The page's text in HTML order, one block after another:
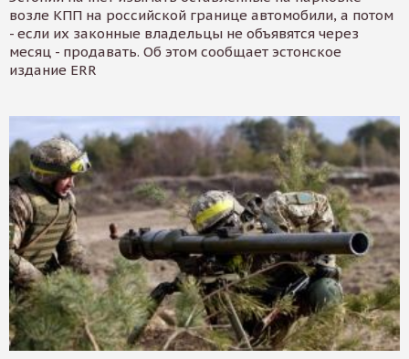
возле КПП на российской границе автомобили, а потом
- если их законные владельцы не объявятся через
месяц - продавать. Об этом сообщает эстонское
издание ERR